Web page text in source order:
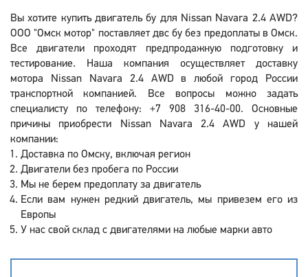
Вы хотите купить двигатель бу для Nissan Navara 2.4 AWD?
ООО "Омск мотор" поставляет двс бу без предоплаты в Омск.
Все двигатели проходят предпродажную подготовку и
тестирование. Наша компания осуществляет доставку
мотора Nissan Navara 2.4 AWD в любой город России
транспортной компанией. Все вопросы можно задать
специалисту по телефону: +7 908 316-40-00. Основные
причины приобрести Nissan Navara 2.4 AWD у нашей
компании:
Доставка по Омску, включая регион
Двигатели без пробега по России
Мы не берем предоплату за двигатель
Если вам нужен редкий двигатель, мы привезем его из
Европы
У нас свой склад с двигателями на любые марки авто